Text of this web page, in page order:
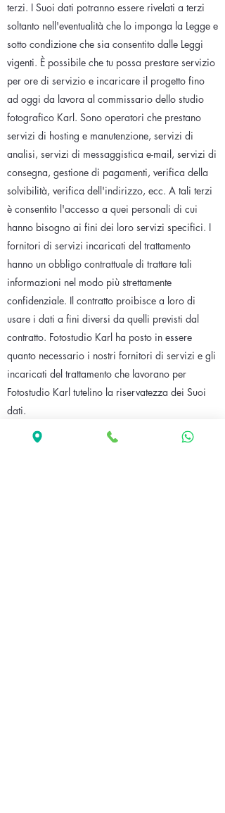
terzi. I Suoi dati potranno essere rivelati a terzi
soltanto nell'eventualità che lo imponga la Legge e
sotto condizione che sia consentito dalle Leggi
vigenti. È possibile che tu possa prestare servizio
per ore di servizio e incaricare il progetto fino
ad oggi da lavora al commissario dello studio
fotografico Karl. Sono operatori che prestano
servizi di hosting e manutenzione, servizi di
analisi, servizi di messaggistica e-mail, servizi di
consegna, gestione di pagamenti, verifica della
solvibilità, verifica dell'indirizzo, ecc. A tali terzi
è consentito l'accesso a quei personali di cui
hanno bisogno ai fini dei loro servizi specifici. I
fornitori di servizi incaricati del trattamento
hanno un obbligo contrattuale di trattare tali
informazioni nel modo più strettamente
confidenziale. Il contratto proibisce a loro di
usare i dati a fini diversi da quelli previsti dal
contratto. Fotostudio Karl ha posto in essere
quanto necessario i nostri fornitori di servizi e gli
incaricati del trattamento che lavorano per
Fotostudio Karl tutelino la riservatezza dei Suoi
dati.
CATEGORIE DI SOGGETTI CHE POTREBBERO